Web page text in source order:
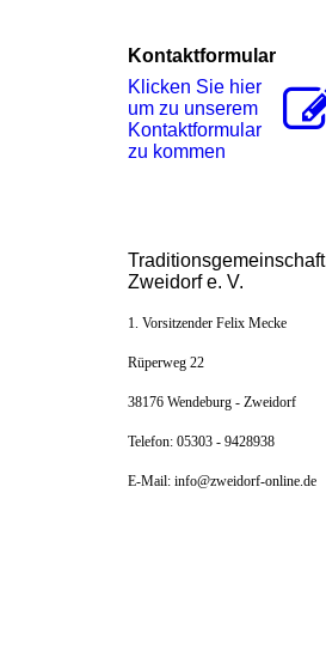
Kontaktformular
Klicken Sie hier
um zu unserem
Kon­takt­for­mu­lar
zu kommen
Traditionsgemeinschaft
Zweidorf e. V.
1. Vorsitzender Felix Mecke
Rüperweg 22
38176 Wendeburg - Zweidorf
Telefon: 05303 - 9428938
E-Mail: info@zweidorf-online.de